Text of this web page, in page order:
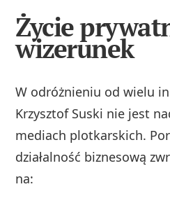
Życie
wizerunek
W odróżnieniu od wielu
Krzysztof Suski nie jest
mediach plotkarskich.
działalność biznesową
na: